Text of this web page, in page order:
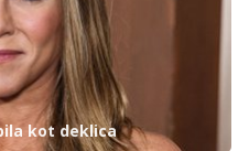
kot deklica